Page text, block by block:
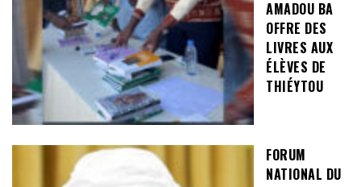
AMADOU BA
OFFRE DES
LIVRES AUX
ÉLÈVES DE
THIÉYTOU
FORUM
NATIONAL DU